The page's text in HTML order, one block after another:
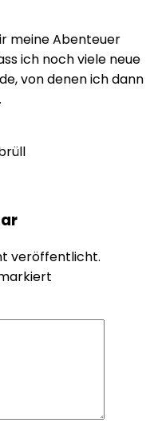
meine Abenteuer
ich noch viele neue
von denen ich dann
veröffentlicht.